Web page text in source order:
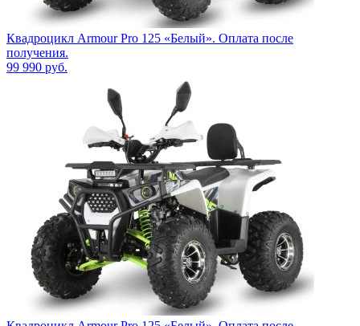
Квадроцикл Armour Pro 125 «Белый». Оплата после
получения.
99 990 руб.